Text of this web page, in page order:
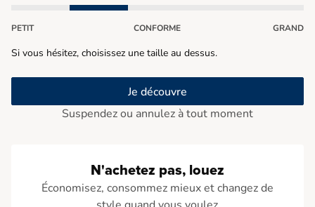
PETIT CONFORME GRAND
Si vous hésitez, choisissez une taille au dessus.
Je découvre
Suspendez ou annulez à tout moment
N'achetez pas, louez
Économisez, consommez mieux et changez de